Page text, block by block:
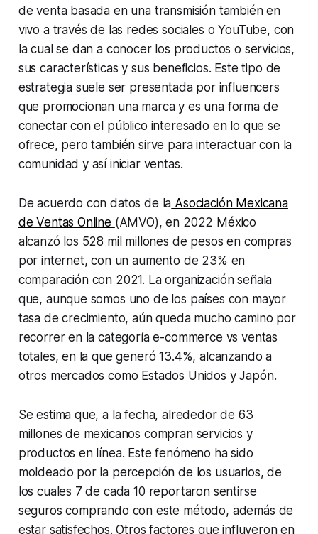
de venta basada en una transmisión también en
vivo a través de las redes sociales o YouTube, con
la cual se dan a conocer los productos o servicios,
sus características y sus beneficios. Este tipo de
estrategia suele ser presentada por influencers
que promocionan una marca y es una forma de
conectar con el público interesado en lo que se
ofrece, pero también sirve para interactuar con la
comunidad y así iniciar ventas.
De acuerdo con datos de la Asociación Mexicana
de Ventas Online (AMVO), en 2022 México
alcanzó los 528 mil millones de pesos en compras
por internet, con un aumento de 23% en
comparación con 2021. La organización señala
que, aunque somos uno de los países con mayor
tasa de crecimiento, aún queda mucho camino por
recorrer en la categoría e-commerce vs ventas
totales, en la que generó 13.4%, alcanzando a
otros mercados como Estados Unidos y Japón.
Se estima que, a la fecha, alrededor de 63
millones de mexicanos compran servicios y
productos en línea. Este fenómeno ha sido
moldeado por la percepción de los usuarios, de
los cuales 7 de cada 10 reportaron sentirse
seguros comprando con este método, además de
estar satisfechos. Otros factores que influyeron en